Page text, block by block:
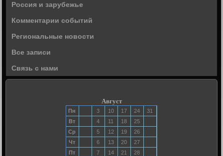
Россия и зарубежье
Комментарии событий
Региональные новости
Все записи
Связь с нами
Август
Пн 3 10 17 24
31
Вт
4 11 18
25
Ср
5 12 19
26
Чт
6 13 20
27
Пт
7 14 21
28